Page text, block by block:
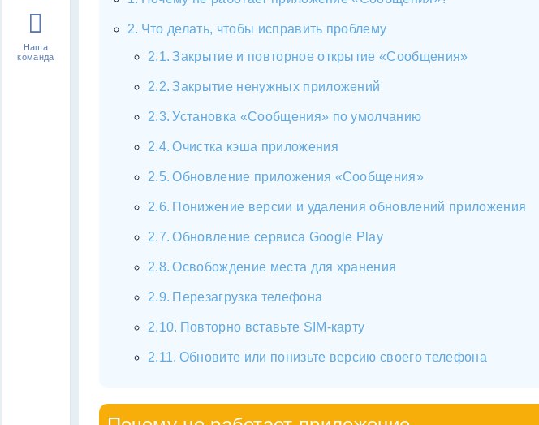
Наша
команда
Что делать, чтобы исправить проблему
Закрытие и повторное открытие «Сообщения»
Закрытие ненужных приложений
Установка «Сообщения» по умолчанию
Очистка кэша приложения
Обновление приложения «Сообщения»
Понижение версии и удаления обновлений приложения
Обновление сервиса Google Play
Освобождение места для хранения
Перезагрузка телефона
Повторно вставьте SIM-карту
Обновите или понизьте версию своего телефона